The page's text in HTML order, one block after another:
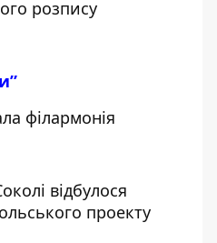
розпису
філармонія
відбулося
проекту